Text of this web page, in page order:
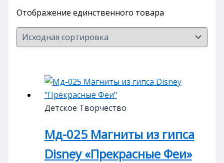
Отображение единственного товара
Детское Творчество
Мд-025 Магниты из гипса
Disney «Прекрасные Феи»